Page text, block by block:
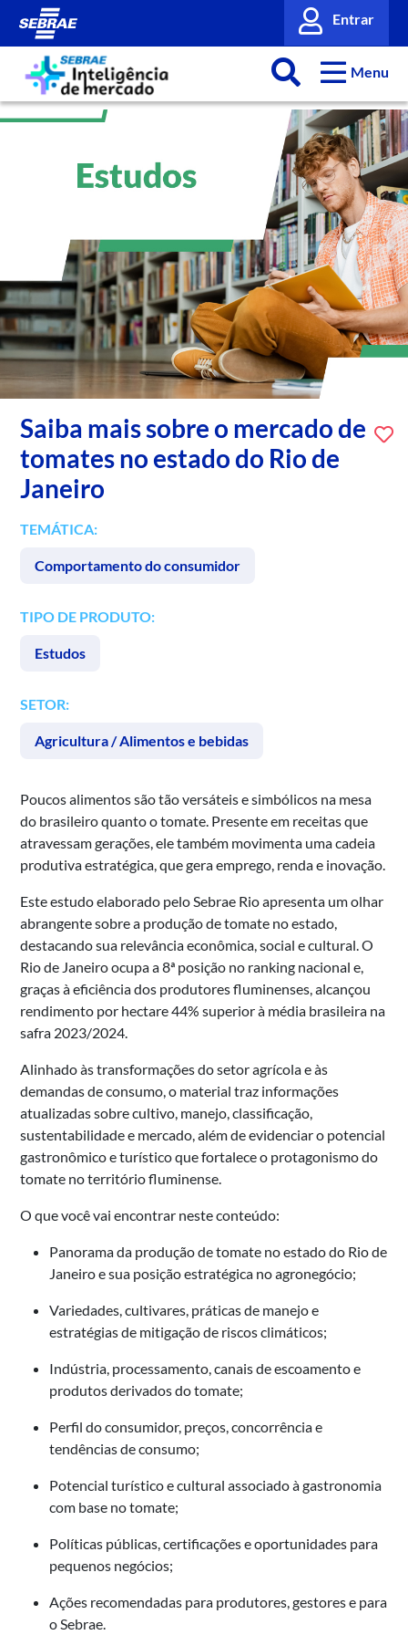
Entrar
Menu
Saiba mais sobre o mercado de
tomates no estado do Rio de
Janeiro
TEMÁTICA:
Comportamento do consumidor
TIPO DE PRODUTO:
Estudos
SETOR:
Agricultura / Alimentos e bebidas
Poucos alimentos são tão versáteis e simbólicos na mesa
do brasileiro quanto o tomate. Presente em receitas que
atravessam gerações, ele também movimenta uma cadeia
produtiva estratégica, que gera emprego, renda e inovação.
Este estudo elaborado pelo Sebrae Rio apresenta um olhar
abrangente sobre a produção de tomate no estado,
destacando sua relevância econômica, social e cultural. O
Rio de Janeiro ocupa a 8ª posição no ranking nacional e,
graças à eficiência dos produtores fluminenses, alcançou
rendimento por hectare 44% superior à média brasileira na
safra 2023/2024.
Alinhado às transformações do setor agrícola e às
demandas de consumo, o material traz informações
atualizadas sobre cultivo, manejo, classificação,
sustentabilidade e mercado, além de evidenciar o potencial
gastronômico e turístico que fortalece o protagonismo do
tomate no território fluminense.
O que você vai encontrar neste conteúdo:
Panorama da produção de tomate no estado do Rio de
Janeiro e sua posição estratégica no agronegócio;
Variedades, cultivares, práticas de manejo e
estratégias de mitigação de riscos climáticos;
Indústria, processamento, canais de escoamento e
produtos derivados do tomate;
Perfil do consumidor, preços, concorrência e
tendências de consumo;
Potencial turístico e cultural associado à gastronomia
com base no tomate;
Políticas públicas, certificações e oportunidades para
pequenos negócios;
Ações recomendadas para produtores, gestores e para
o Sebrae.